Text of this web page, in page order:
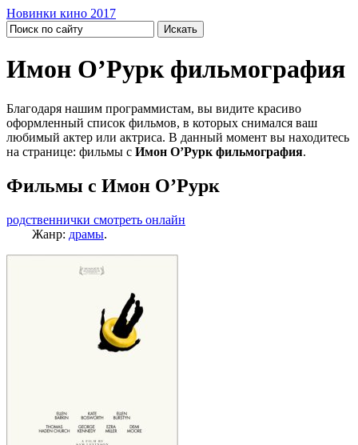
Новинки кино 2017
Имон О’Рурк фильмография
Благодаря нашим программистам, вы видите красиво
оформленный список фильмов, в которых снимался ваш
любимый актер или актриса. В данный момент вы находитесь
на странице: фильмы с Имон О’Рурк фильмография.
Фильмы с Имон О’Рурк
родственнички смотреть онлайн
Жанр: драмы.